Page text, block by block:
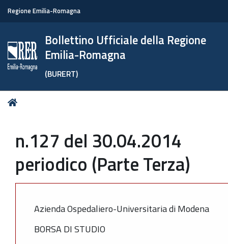
Regione Emilia-Romagna
Bollettino Ufficiale della Regione
Emilia-Romagna
(BURERT)
Tu
n.127 del 30.04.2014
periodico (Parte Terza)
Azienda Ospedaliero-Universitaria di Modena
BORSA DI STUDIO